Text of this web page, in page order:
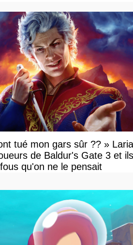
tué mon gars sûr ?? »
de Baldur's Gate 3 et
qu'on ne le pensait